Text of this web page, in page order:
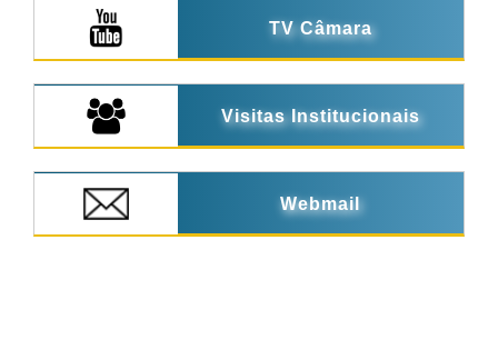
TV Câmara
Visitas Institucionais
Webmail